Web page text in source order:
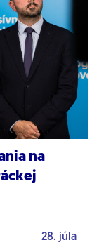
na
28. júla